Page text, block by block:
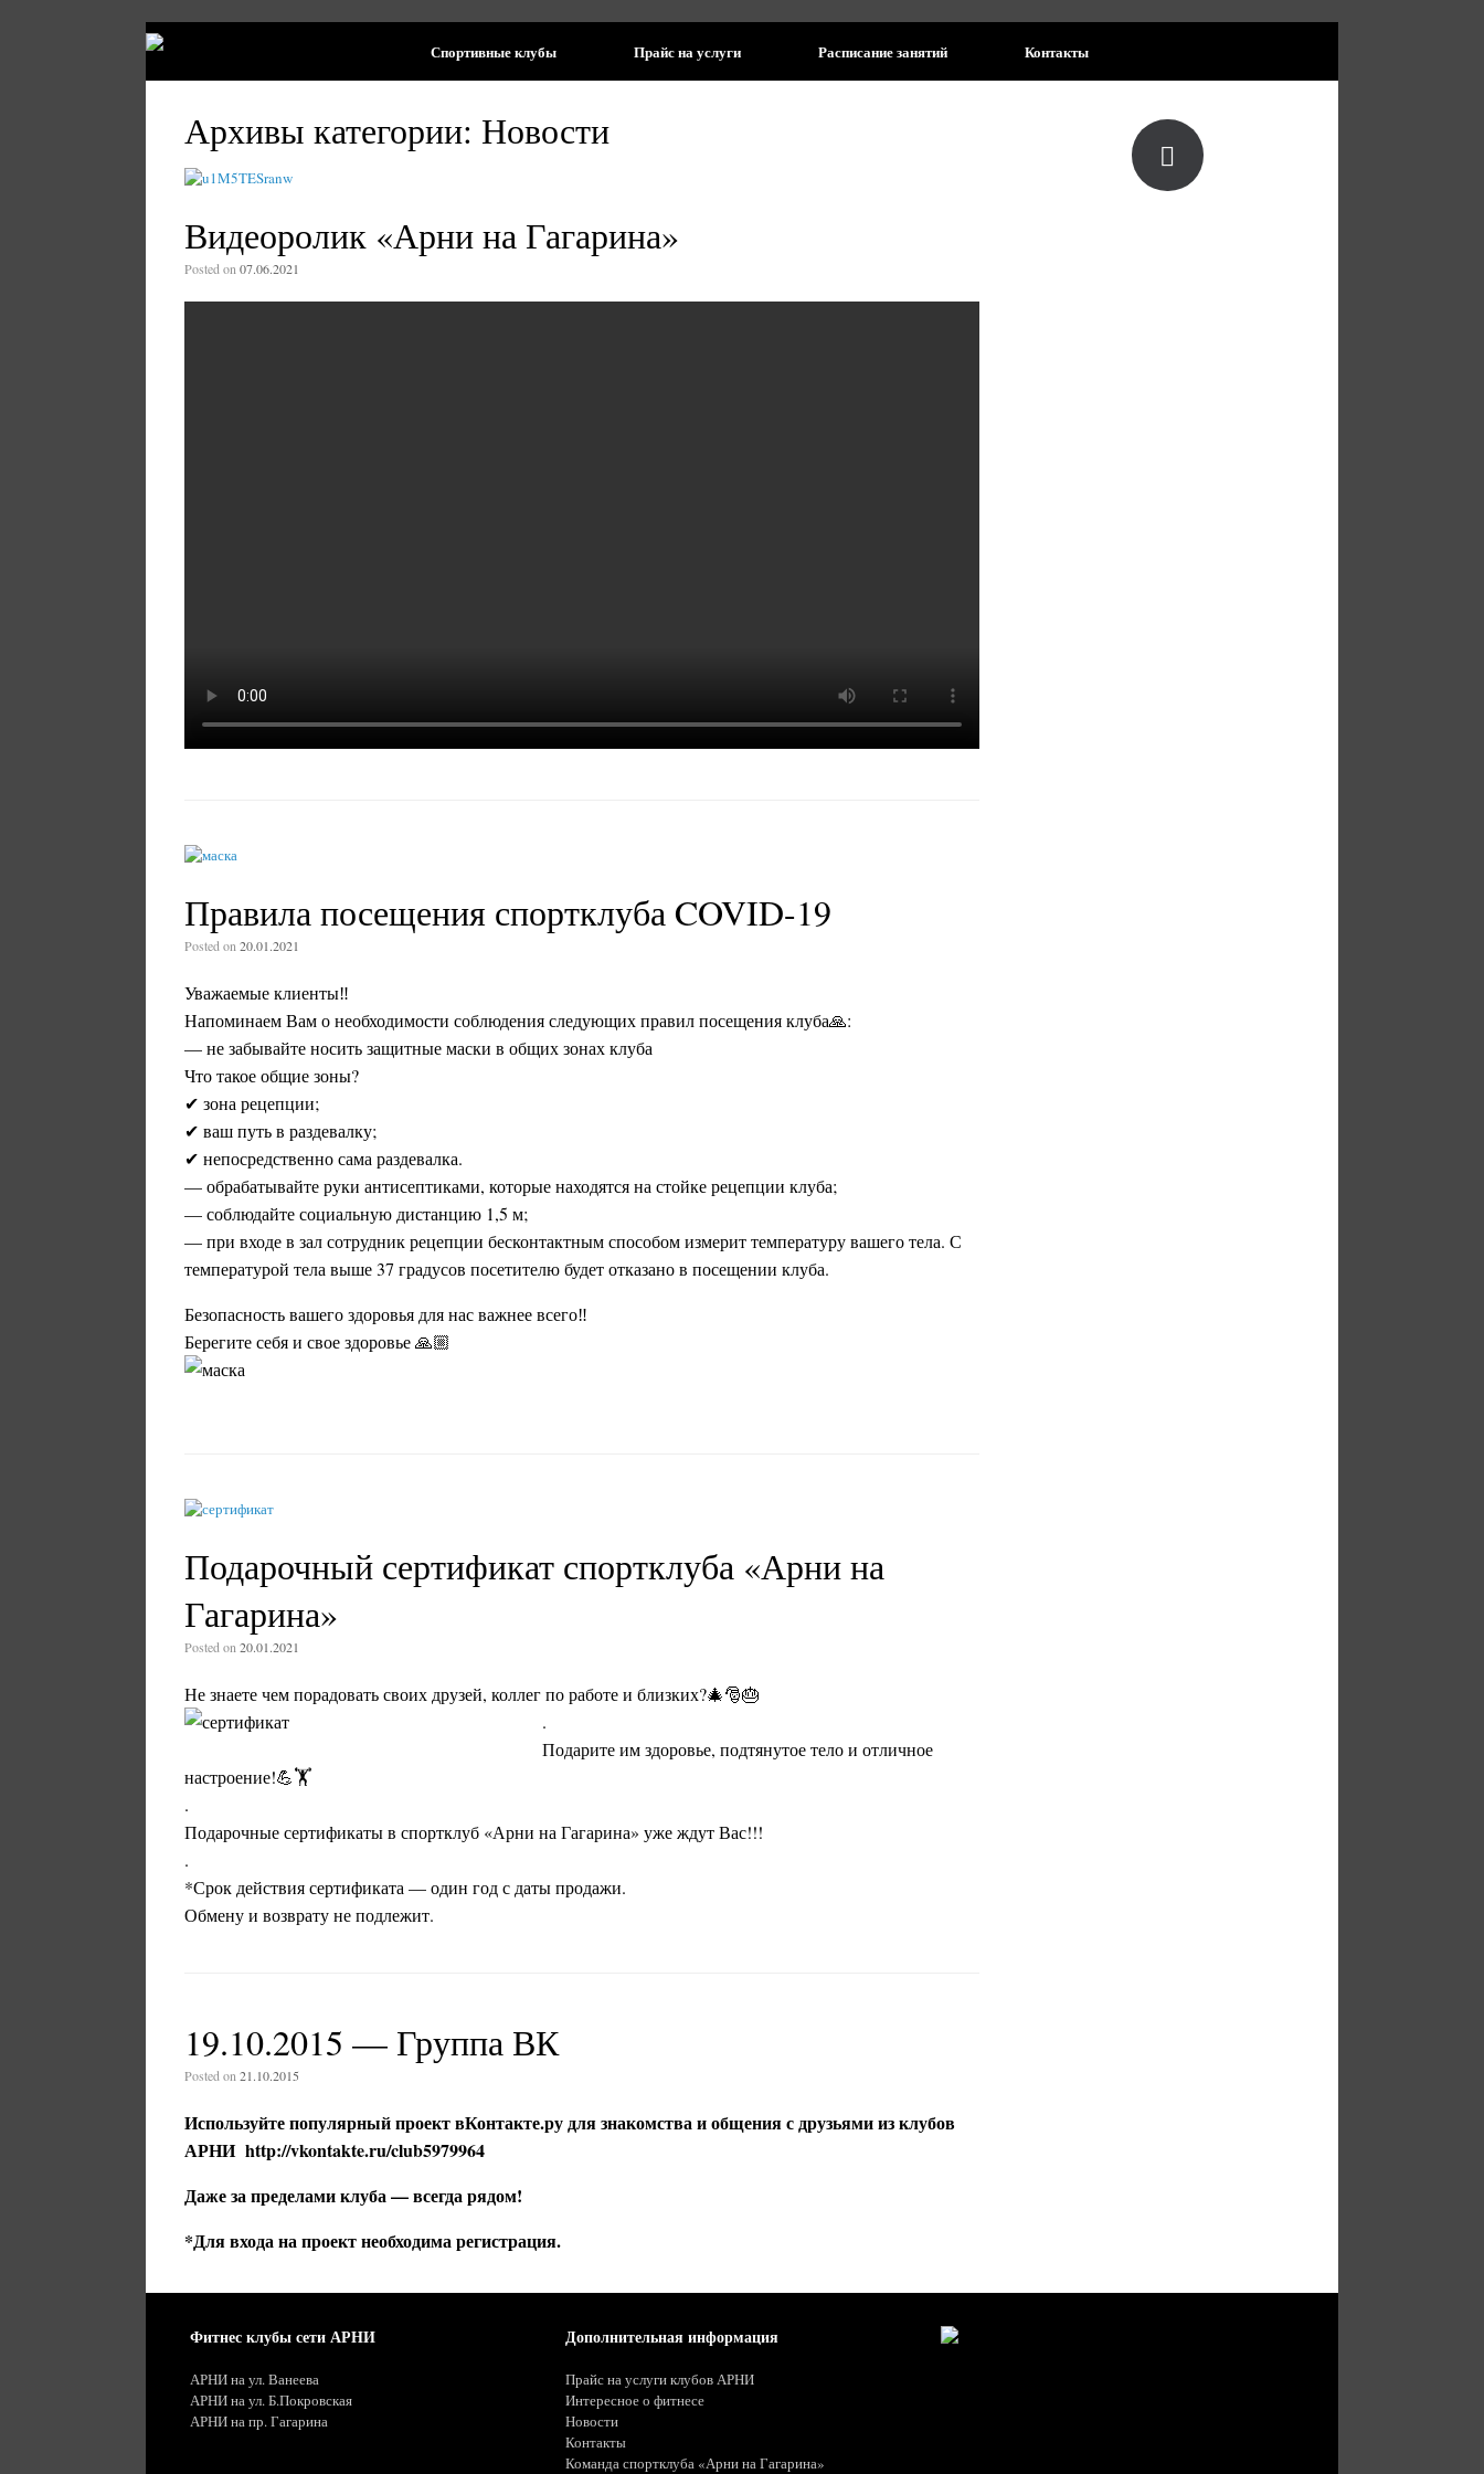
Спортивные клубы Прайс на услуги Расписание занятий Контакты
Архивы категории: Новости
Видеоролик «Арни на Гагарина»
Posted on 07.06.2021
Правила посещения спортклуба COVID-19
Posted on 20.01.2021
Уважаемые клиенты‼
Напоминаем Вам о необходимости соблюдения следующих правил посещения клуба🙏:
— не забывайте носить защитные маски в общих зонах клуба
Что такое общие зоны?
✔ зона рецепции;
✔ ваш путь в раздевалку;
✔ непосредственно сама раздевалка.
— обрабатывайте руки антисептиками, которые находятся на стойке рецепции клуба;
— соблюдайте социальную дистанцию 1,5 м;
— при входе в зал сотрудник рецепции бесконтактным способом измерит температуру вашего тела. С
температурой тела выше 37 градусов посетителю будет отказано в посещении клуба.
️Безопасность вашего здоровья для нас важнее всего‼
Берегите себя и свое здоровье 🙏🏼
Подарочный сертификат спортклуба «Арни на
Гагарина»
Posted on 20.01.2021
Не знаете чем порадовать своих друзей, коллег по работе и близких?🎄🎅🎂
.
Подарите им здоровье, подтянутое тело и отличное
настроение!💪🏋
.
Подарочные сертификаты в спортклуб «Арни на Гагарина» уже ждут Вас!!!
.
*Срок действия сертификата — один год с даты продажи.
Обмену и возврату не подлежит.
19.10.2015 — Группа ВК
Posted on 21.10.2015
Используйте популярный проект вКонтакте.ру для знакомства и общения с друзьями из клубов
АРНИ http://vkontakte.ru/club5979964
Даже за пределами клуба — всегда рядом!
*Для входа на проект необходима регистрация.
Фитнес клубы сети АРНИ
АРНИ на ул. Ванеева
АРНИ на ул. Б.Покровская
АРНИ на пр. Гагарина
Дополнительная информация
Прайс на услуги клубов АРНИ
Интересное о фитнесе
Новости
Контакты
Команда спортклуба «Арни на Гагарина»